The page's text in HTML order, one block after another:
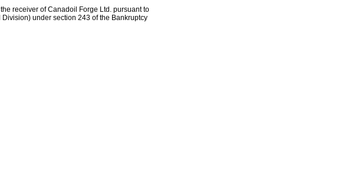
receiver of Canadoil Forge Ltd. pursuant to
under section 243 of the Bankruptcy